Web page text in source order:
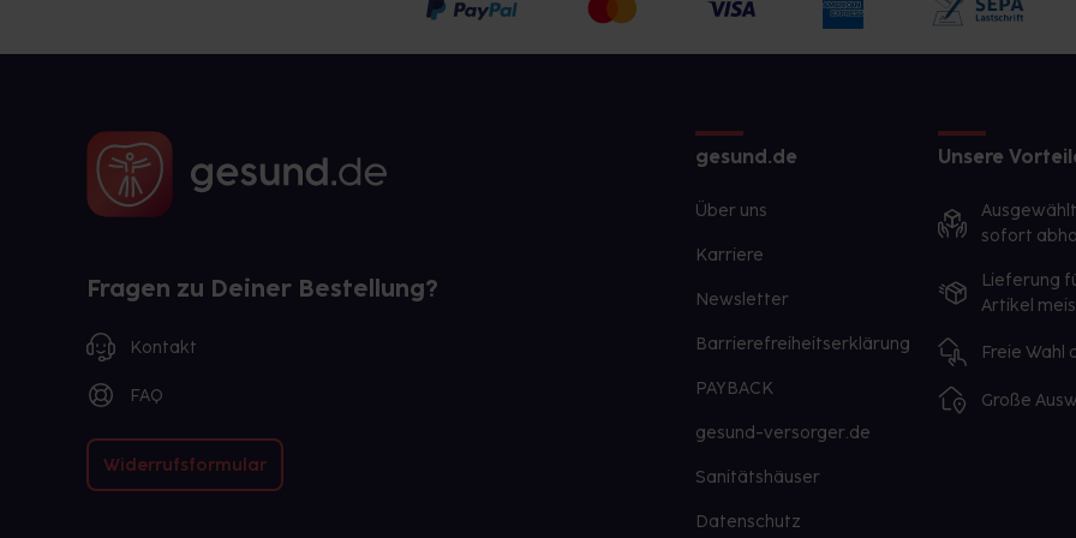
Fragen zu Deiner Bestellung?
Kontakt
FAQ
Widerrufsformular
gesund.de
Über uns
Karriere
Newsletter
Barrierefreiheitserklärung
PAYBACK
gesund-versorger.de
Sanitätshäuser
Datenschutz
Unsere
sofort
Lieferung
Artikel
Freie Wahl
Große